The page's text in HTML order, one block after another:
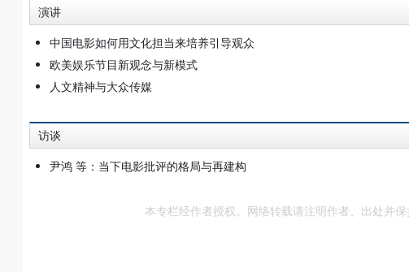
演讲
中国电影如何用文化担当来培养引导观众
欧美娱乐节目新观念与新模式
人文精神与大众传媒
访谈
尹鸿 等：当下电影批评的格局与再建构
本专栏经作者授权。网络转载请注明作者、出处并保